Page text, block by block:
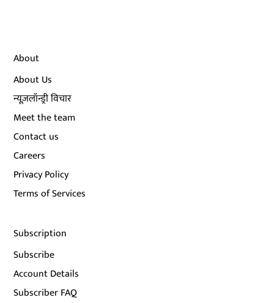
About
About Us
न्यूज़लॉन्ड्री विचार
Meet the team
Contact us
Careers
Privacy Policy
Terms of Services
Subscription
Subscribe
Account Details
Subscriber FAQ